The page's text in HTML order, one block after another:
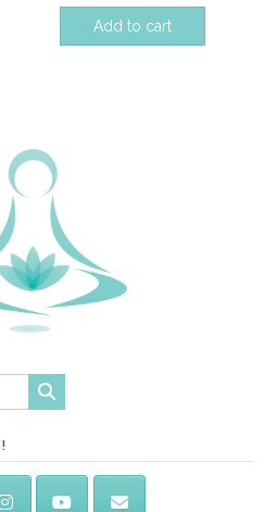
Add to cart